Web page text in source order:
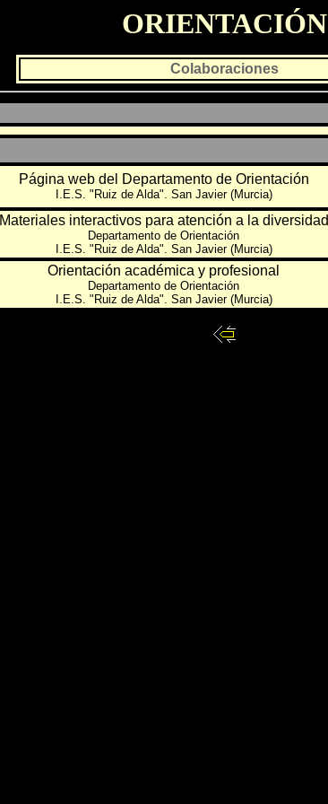
ORIENTACIÓN
Colaboraciones
Página web del Departamento de Orientación
I.E.S. "Ruiz de Alda". San Javier (Murcia)
Materiales interactivos para atención a la diversidad
Departamento de Orientación
I.E.S. "Ruiz de Alda". San Javier (Murcia)
Orientación académica y profesional
Departamento de Orientación
I.E.S. "Ruiz de Alda". San Javier (Murcia)